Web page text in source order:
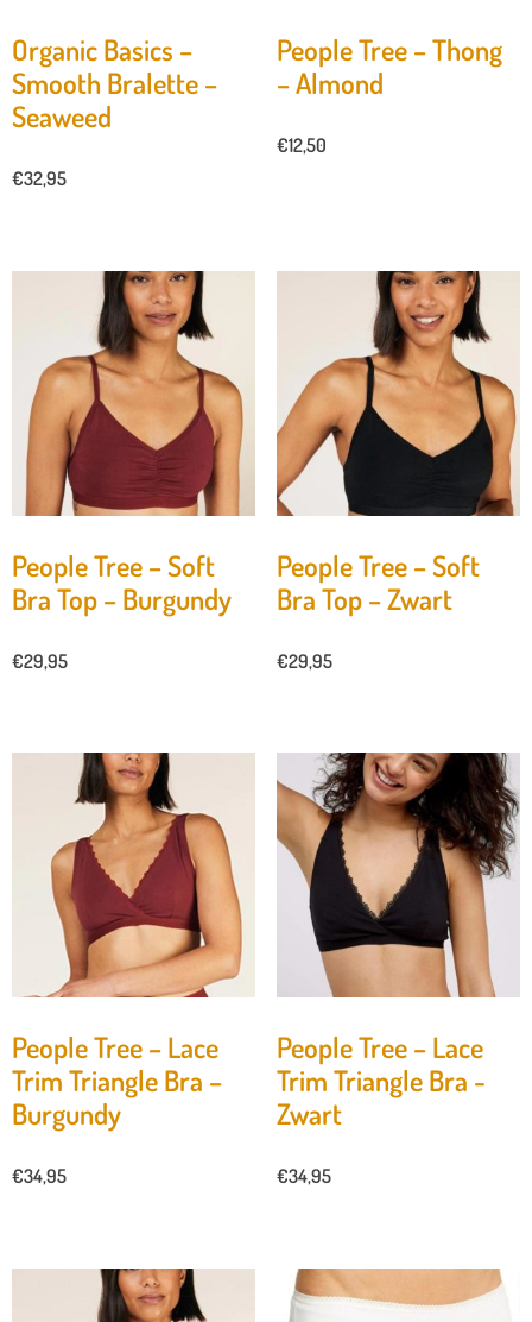
Organic Basics –
Smooth Bralette –
Seaweed
€32,95
People Tree – Thong
– Almond
€12,50
People Tree – Soft
Bra Top – Burgundy
€29,95
People Tree – Soft
Bra Top – Zwart
€29,95
People Tree – Lace
Trim Triangle Bra –
Burgundy
€34,95
People Tree – Lace
Trim Triangle Bra -
Zwart
€34,95